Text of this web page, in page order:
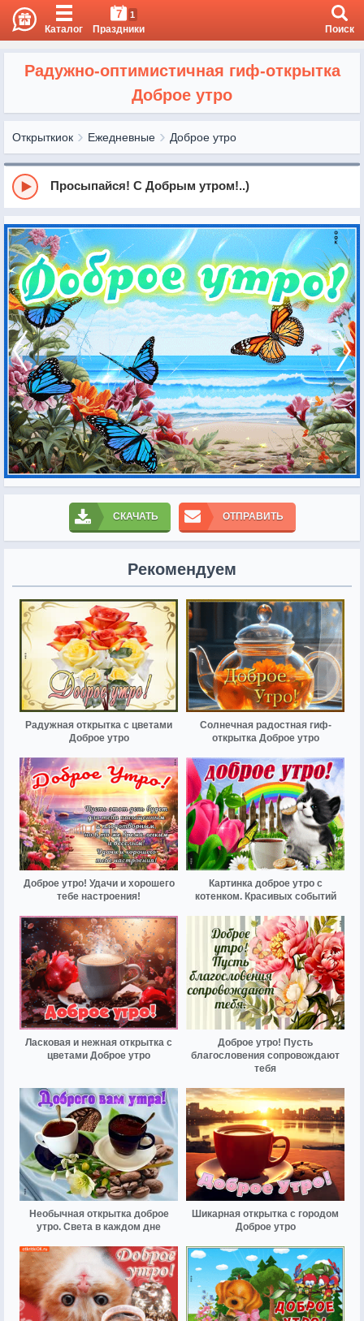
Каталог
7 1
Праздники Поиск
Радужно-оптимистичная гиф-открытка
Доброе утро
Открыткиок Ежедневные Доброе утро
Просыпайся! С Добрым утром!..)
СКАЧАТЬ ОТПРАВИТЬ
Рекомендуем
Радужная открытка с цветами
Доброе утро
Солнечная радостная гиф-
открытка Доброе утро
Доброе утро! Удачи и хорошего
тебе настроения!
Картинка доброе утро с
котенком. Красивых событий
Ласковая и нежная открытка с
цветами Доброе утро
Доброе утро! Пусть
благословения сопровождают
тебя
Необычная открытка доброе
утро. Света в каждом дне
Шикарная открытка с городом
Доброе утро